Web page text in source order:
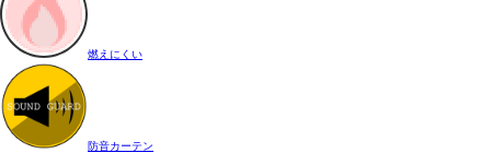
燃えにくい
防音カーテン